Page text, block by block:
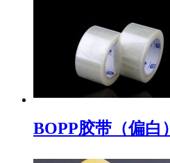
BOPP胶带（偏白）